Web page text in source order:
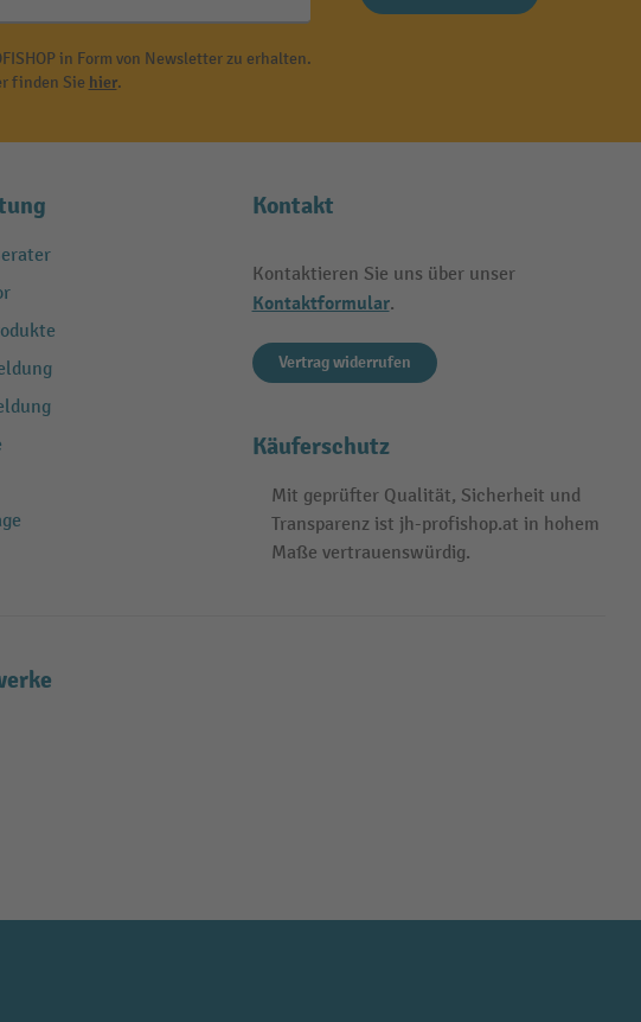
in Form von Newsletter zu erhalten.
finden Sie hier.
Kontakt
Kontaktieren Sie uns über unser
Kontaktformular.
Vertrag widerrufen
Käuferschutz
Mit geprüfter Qualität, Sicherheit und
Transparenz ist jh-profishop.at in hohem
Maße vertrauenswürdig.